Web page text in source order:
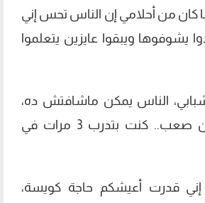
كان من أحلامي إن الناس تحس إني
يشوفوها ويبقوا عايزين يتعلموا
الناس يمكن ماشافتش ده،
بس الموضوع كان صعب.. كنت بتدرب 3 مرات في
إني قدرت أعيشكم حاجة كويسة،